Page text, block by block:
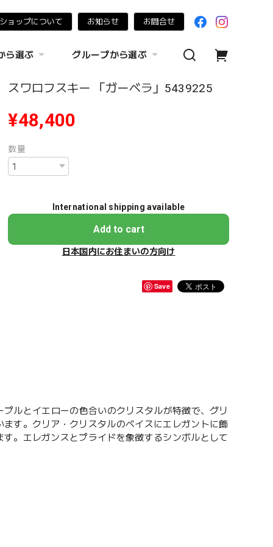
ョップについて お知らせ お問合せ
ら選ぶ グループから選ぶ
スワロフスキー 「ガーベラ」5439225
¥48,400
数量
International shipping available
Add to cart
日本国内にお住まいの方向け
Save
ルとイエローの色合いのクリスタルが特徴で、グリ
す。クリア・クリスタルのベイスにエレガントに飾
。エレガンスとプライドを象徴するシンボルとして